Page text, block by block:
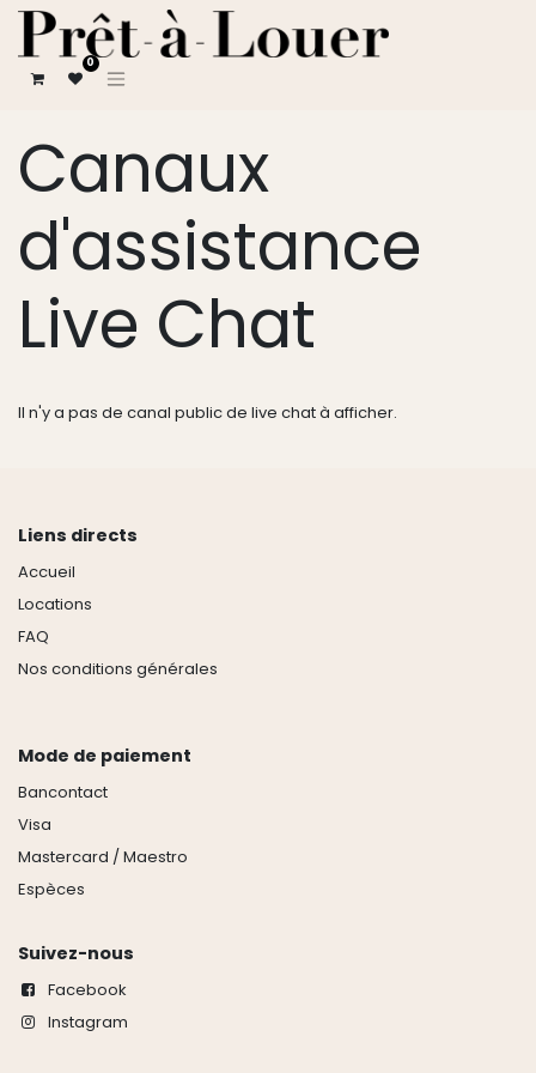
0
Canaux
d'assistance
Live Chat
Il n'y a pas de canal public de live chat à afficher.
Liens directs
Accueil
Locations
FAQ
Nos conditions générales
Mode de paiement
Bancontact
Visa
Mastercard / Maestro
Espèces
Suivez-nous
Facebook
Instagram